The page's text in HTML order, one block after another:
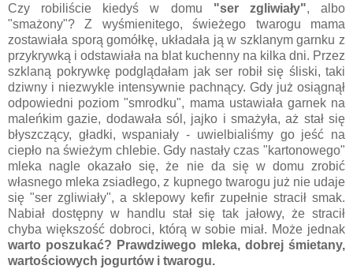
Czy robiliście kiedyś w domu "ser zgliwiały", albo
"smażony"? Z wyśmienitego, świeżego twarogu mama
zostawiała sporą gomółkę, układała ją w szklanym garnku z
przykrywką i odstawiała na blat kuchenny na kilka dni. Przez
szklaną pokrywkę podglądałam jak ser robił się śliski, taki
dziwny i niezwykle intensywnie pachnący. Gdy już osiągnął
odpowiedni poziom "smrodku", mama ustawiała garnek na
maleńkim gazie, dodawała sól, jajko i smażyła, aż stał się
błyszczący, gładki, wspaniały - uwielbialiśmy go jeść na
ciepło na świeżym chlebie. Gdy nastały czas "kartonowego"
mleka nagle okazało się, że nie da się w domu zrobić
własnego mleka zsiadłego, z kupnego twarogu już nie udaje
się "ser zgliwiały", a sklepowy kefir zupełnie stracił smak.
Nabiał dostępny w handlu stał się tak jałowy, że stracił
chyba większość dobroci, którą w sobie miał. Może jednak
warto poszukać? Prawdziwego mleka, dobrej śmietany,
wartościowych jogurtów i twarogu.